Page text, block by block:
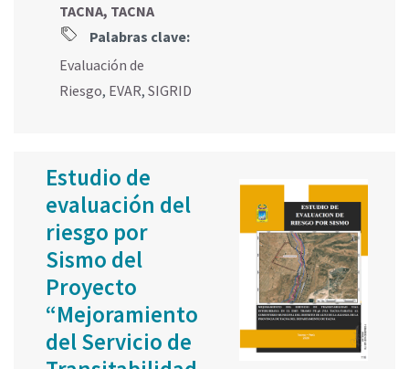
TACNA, TACNA
Palabras clave:
Evaluación de
Riesgo, EVAR, SIGRID
Estudio de
evaluación del
riesgo por
Sismo del
Proyecto
“Mejoramiento
del Servicio de